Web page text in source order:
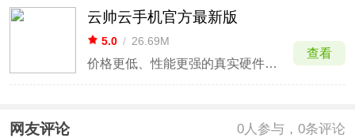
云帅云手机官方最新版
5.0 / 26.69M
价格更低、性能更强的真实硬件云手机
查看
网友评论 0人参与，0条评论